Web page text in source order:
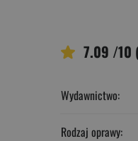
7.09 /10
Wydawnictwo:
Rodzaj oprawy: